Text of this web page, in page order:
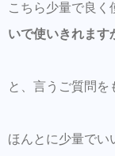
こちら少量で良く
いで使いきれます
と、言うご質問を
ほんとに少量でい